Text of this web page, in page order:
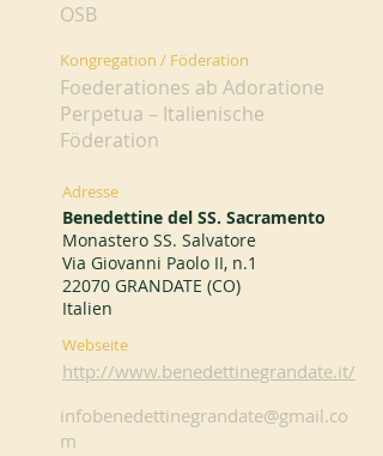
OSB
Kongregation / Föderation
Foederationes ab Adoratione
Perpetua – Italienische
Föderation
Adresse
Benedettine del SS. Sacramento
Monastero SS. Salvatore
Via Giovanni Paolo II, n.1
22070 GRANDATE (CO)
Italien
Webseite
http://www.benedettinegrandate.it/
infobenedettinegrandate@gmail.co
m